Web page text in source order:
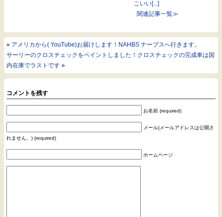
こいい[...]
関連記事一覧≫
« アメリカから( YouTube)お届けします！NAHBS ナーブスへ行きます。
サーリーのクロスチェックをペイントしました！クロスチェックの完成車は国
内在庫でラストです »
コメントを残す
お名前 (required)
メール(メールアドレスは公開さ
れません。) (required)
ホームページ